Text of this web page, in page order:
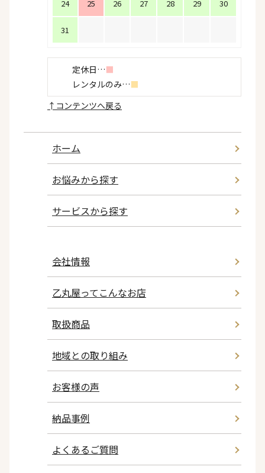
24 25 26 27 28 29 30
31
定休日…■
レンタルのみ…■
↑ コンテンツへ戻る
ホーム
お悩みから探す
サービスから探す
会社情報
乙丸屋ってこんなお店
取扱商品
地域との取り組み
お客様の声
納品事例
よくあるご質問